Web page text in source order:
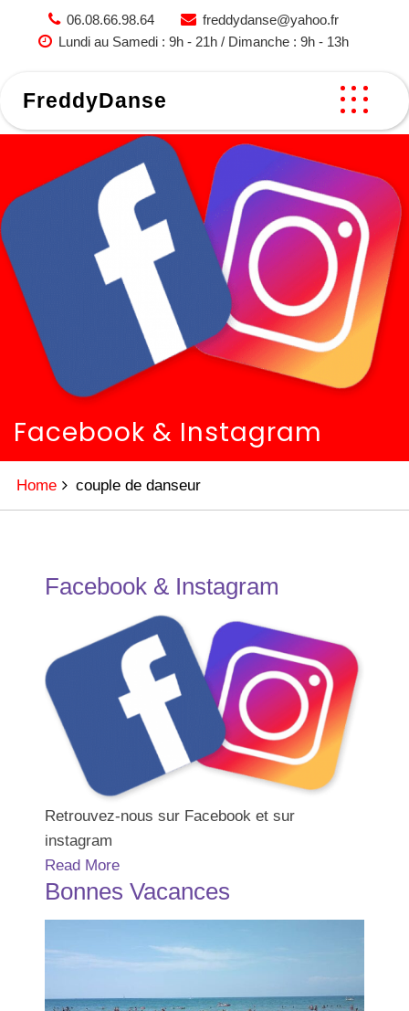
06.08.66.98.64
freddydanse@yahoo.fr
Lundi au Samedi : 9h - 21h / Dimanche : 9h - 13h
FreddyDanse
Facebook & Instagram
Home couple de danseur
Facebook & Instagram
Retrouvez-nous sur Facebook et sur
instagram
Read More
Bonnes Vacances